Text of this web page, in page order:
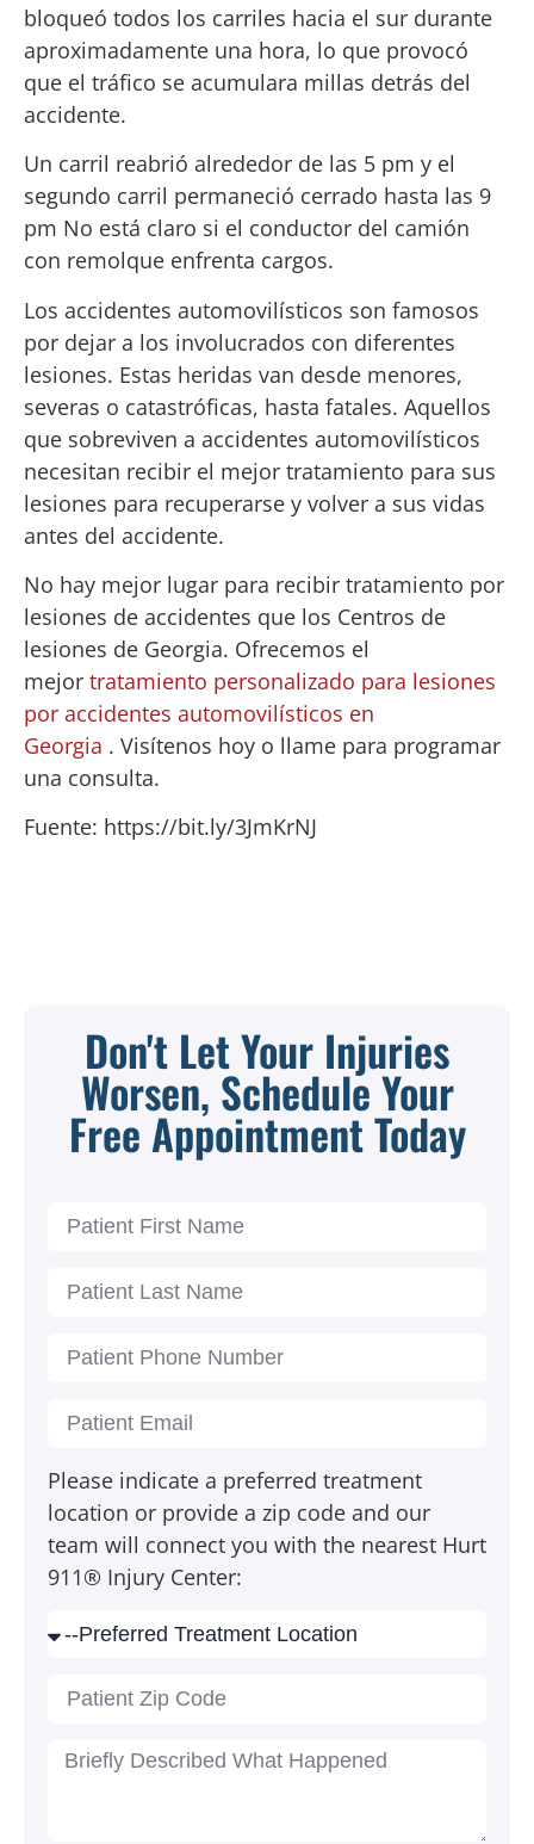
bloqueó todos los carriles hacia el sur durante
aproximadamente una hora, lo que provocó
que el tráfico se acumulara millas detrás del
accidente.
Un carril reabrió alrededor de las 5 pm y el
segundo carril permaneció cerrado hasta las 9
pm No está claro si el conductor del camión
con remolque enfrenta cargos.
Los accidentes automovilísticos son famosos
por dejar a los involucrados con diferentes
lesiones. Estas heridas van desde menores,
severas o catastróficas, hasta fatales. Aquellos
que sobreviven a accidentes automovilísticos
necesitan recibir el mejor tratamiento para sus
lesiones para recuperarse y volver a sus vidas
antes del accidente.
No hay mejor lugar para recibir tratamiento por
lesiones de accidentes que los Centros de
lesiones de Georgia. Ofrecemos el
mejor tratamiento personalizado para lesiones
por accidentes automovilísticos en
Georgia . Visítenos hoy o llame para programar
una consulta.
Fuente: https://bit.ly/3JmKrNJ
Don't Let Your Injuries
Worsen, Schedule Your
Free Appointment Today
Please indicate a preferred treatment
location or provide a zip code and our
team will connect you with the nearest Hurt
911® Injury Center: